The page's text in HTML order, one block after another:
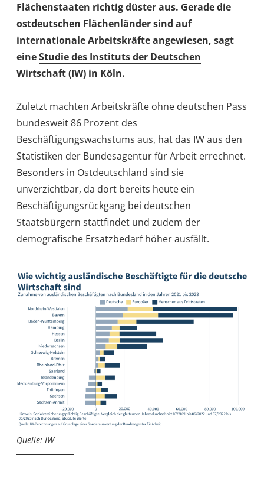
Flächenstaaten richtig düster aus. Gerade die
ostdeutschen Flächenländer sind auf
internationale Arbeitskräfte angewiesen, sagt
eineStudie des Instituts der Deutschen
Wirtschaft (IW) in Köln.
Zuletzt machten Arbeitskräfte ohne deutschen Pass
bundesweit 86 Prozent des
Beschäftigungswachstums aus, hat das IW aus den
Statistiken der Bundesagentur für Arbeit errechnet.
Besonders in Ostdeutschland sind sie
unverzichtbar, da dort bereits heute ein
Beschäftigungsrückgang bei deutschen
Staatsbürgern stattfindet und zudem der
demografische Ersatzbedarf höher ausfällt.
Quelle: IW